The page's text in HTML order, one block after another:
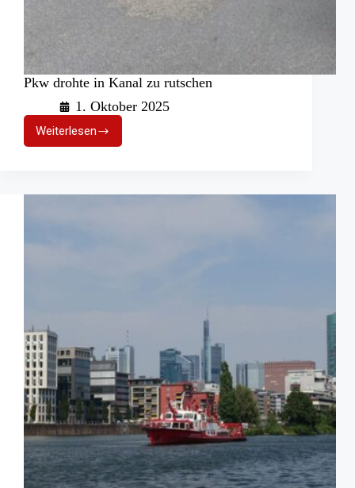
Pkw drohte in Kanal zu rutschen
1. Oktober 2025
Weiterlesen
Pkw
drohte
zu